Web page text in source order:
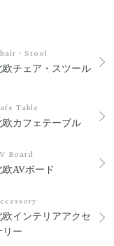
・Stool
欧チェア・スツール
Table
欧カフェテーブル
Board
欧AVボード
欧インテリアアクセ
リー